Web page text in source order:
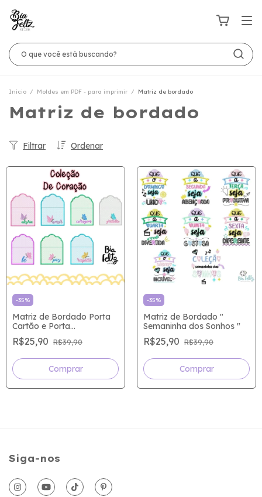
Início / Moldes em PDF - para imprimir / Matriz de bordado
Matriz de bordado
Ordenar
Filtrar
-35%
Matriz de Bordado Porta
Cartão e Porta
Documentos " DE
CORAÇÃO "
R$25,90 R$39,90
-35%
Matriz de Bordado "
Semaninha dos Sonhos "
R$25,90 R$39,90
Siga-nos